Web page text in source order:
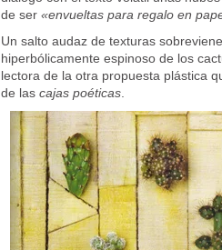
de ser «envueltas para regalo en
Un salto audaz de texturas
hiperbólicamente espinoso de los
lectora de la otra propuesta plástica
de las cajas poéticas.